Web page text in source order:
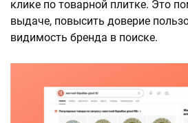
клике по товарной плитке. Это
выдаче, повысить доверие
видимость бренда в поиске.